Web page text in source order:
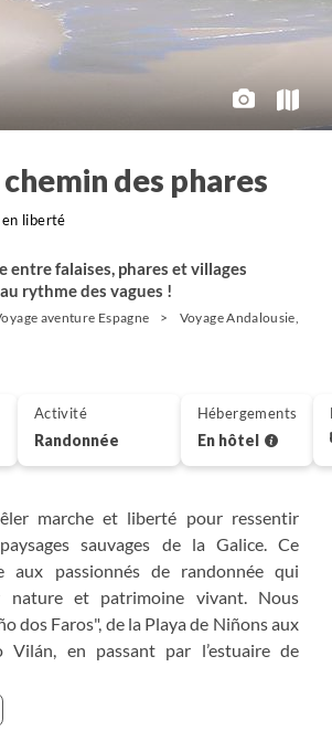
des phares
liberté
entre falaises, phares et villages
rythme des vagues !
aventure Espagne Voyage Andalousie,
marche et liberté pour ressentir
sauvages de la Galice. Ce
aux passionnés de randonnée qui
nature et patrimoine vivant. Nous
dos Faros", de la Playa de Niñons aux
Vilán, en passant par l’estuaire de
panoramas sur la Costa da Morte, où
frapper les falaises et transformer le
Activité
Randonnée
Hébergements
En hôtel